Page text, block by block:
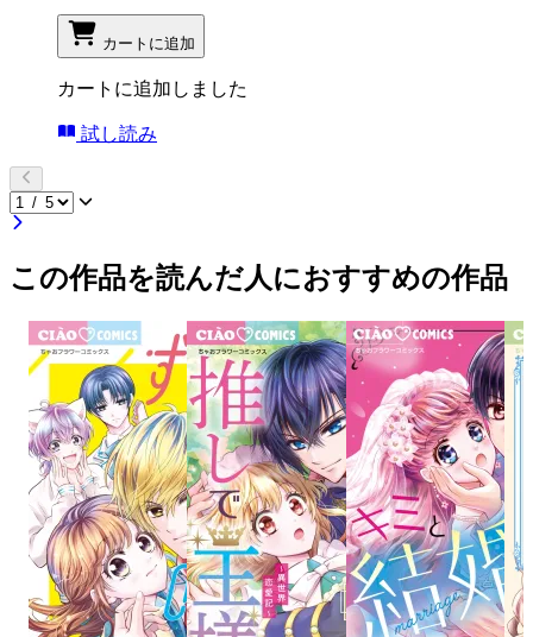
カートに追加
カートに追加しました
試し読み
この作品を読んだ人におすすめの作品